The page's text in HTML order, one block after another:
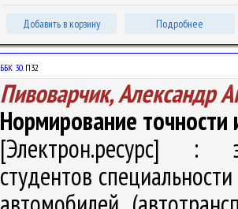
Добавить в корзину Подробнее
ББК 30.П32
Пивоварчик, Александр
Нормирование точности
[Электрон.ресурс] :
студентов